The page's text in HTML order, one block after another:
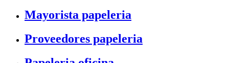
Mayorista papeleria
Proveedores papeleria